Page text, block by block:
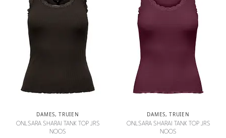
DAMES,TRUIEN
ONLSARA SHARAI TANK TOP JRS
NOOS
DAMES,TRUIEN
ONLSARA SHARAI TANK TOP JRS
NOOS